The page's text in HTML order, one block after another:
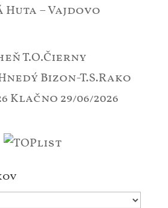
Huta – Vajdovo
T.O.Čierny
Bizon-T.S.Rako
Klačno 29/06/2026